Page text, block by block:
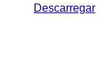
Descarregar